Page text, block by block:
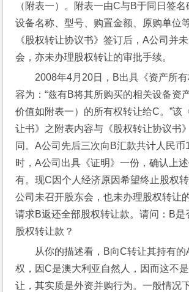
（附表一）。附表一由C与B于同日签
设备名称、型号、购置金额、原购单位
《股权转让协议书》签订后，A公司并
会，亦未办理股权转让的审批手续。
2008年4月20日，B出具《资产所
容为：“兹有B将其所购买的相关设备资
价值如附表一）的所有权转让给C。”该
让书》之附表内容与《股权转让协议书
同。A公司先后三次向B汇款共计人民币
时，A公司出具《证明》一份，确认上
有。现C因个人经济原因希望终止股权
公司未召开股东会，也未办理股权转让
请求B返还全部股权转让款。请问：B是
股权转让款？
从你的描述看，B向C转让其持有的
权，因C是澳大利亚自然人，因而这不
让，其实质是外资并购行为。一般情况